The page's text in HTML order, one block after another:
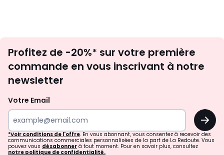
newsletter
Profitez de -20%* sur votre première
commande en vous inscrivant à notre
newsletter
Votre Email
OK
*Voir conditions de l'offre. En vous abonnant, vous consentez à recevoir des
communications commerciales personnalisées de la part de La Redoute. Vous
pouvez vous désabonner à tout moment. Pour en savoir plus, consultez
notre politique de confidentialité.